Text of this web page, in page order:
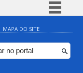
Simplifique!
Comunica BR
Participe
MAPA DO SITE